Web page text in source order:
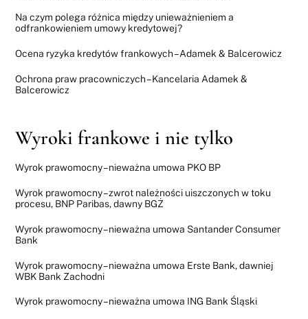
Na czym polega różnica między unieważnieniem a
odfrankowieniem umowy kredytowej?
Ocena ryzyka kredytów frankowych – Adamek & Balcerowicz
Ochrona praw pracowniczych – Kancelaria Adamek &
Balcerowicz
Wyroki frankowe i nie tylko
Wyrok prawomocny – nieważna umowa PKO BP
Wyrok prawomocny – zwrot należności uiszczonych w toku
procesu, BNP Paribas, dawny BGŻ
Wyrok prawomocny – nieważna umowa Santander Consumer
Bank
Wyrok prawomocny – nieważna umowa Erste Bank, dawniej
WBK Bank Zachodni
Wyrok prawomocny – nieważna umowa ING Bank Śląski